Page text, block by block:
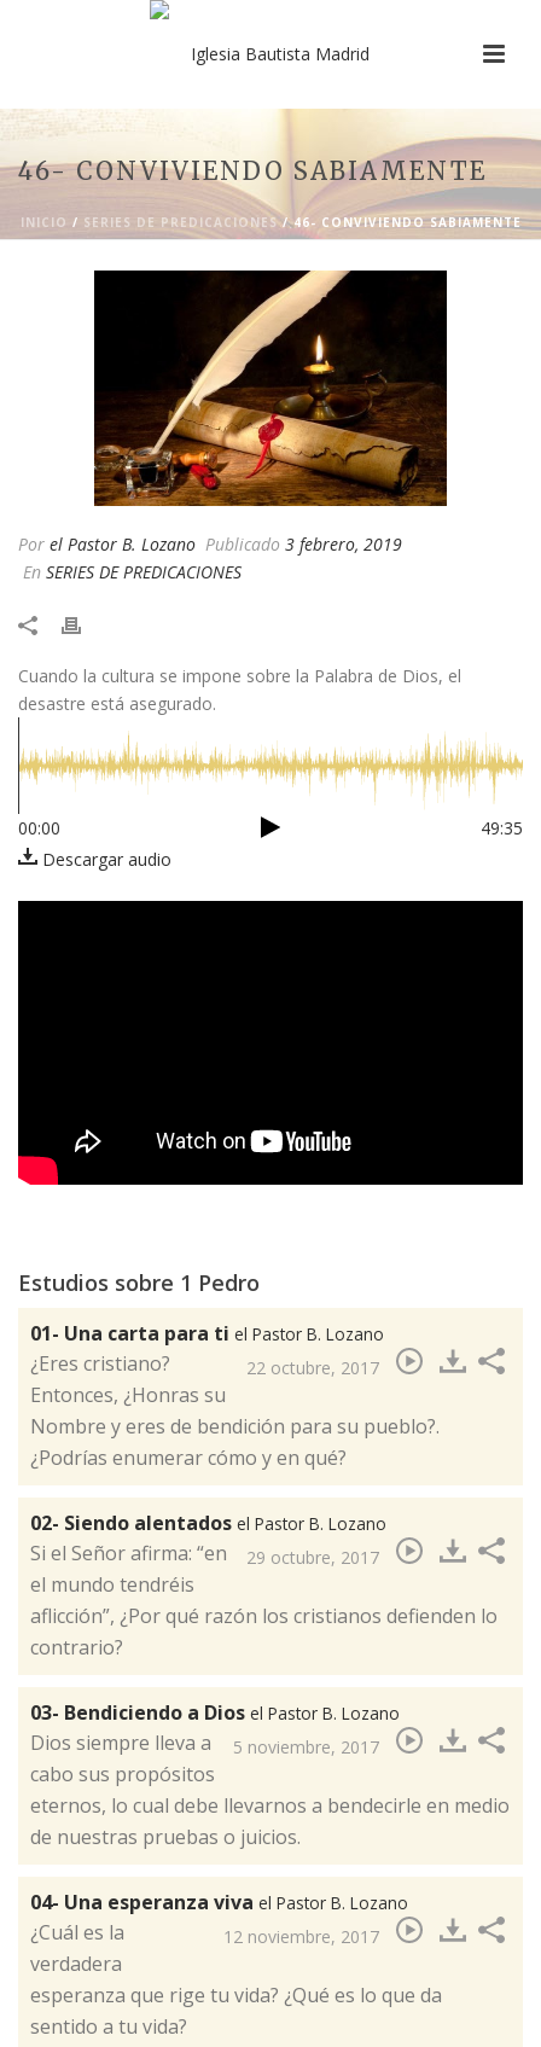
46- CONVIVIENDO SABIAMENTE
INICIO / SERIES DE PREDICACIONES/ 46- CONVIVIENDO SABIAMENTE
Por el Pastor B. Lozano Publicado 3 febrero, 2019
En SERIES DE PREDICACIONES
Cuando la cultura se impone sobre la Palabra de Dios, el
desastre está asegurado.
00:00
49:35
Descargar audio
Estudios sobre 1 Pedro
01- Una carta para ti el Pastor B. Lozano
22 octubre, 2017
¿Eres cristiano?
Entonces, ¿Honras su
Nombre y eres de bendición para su pueblo?.
¿Podrías enumerar cómo y en qué?​
02- Siendo alentados el Pastor B. Lozano
29 octubre, 2017
Si el Señor afirma: “en
el mundo tendréis
aflicción”, ¿Por qué razón los cristianos defienden lo
contrario?​
03- Bendiciendo a Dios el Pastor B. Lozano
5 noviembre, 2017
Dios siempre lleva a
cabo sus propósitos
eternos, lo cual debe llevarnos a bendecirle en medio
de nuestras pruebas o juicios.​
04- Una esperanza viva el Pastor B. Lozano
12 noviembre, 2017
​ ¿Cuál es la
verdadera
esperanza que rige tu vida? ¿Qué es lo que da
sentido a tu vida?